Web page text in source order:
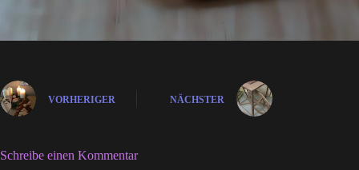
VORHERIGER NÄCHSTER
Schreibe einen Kommentar